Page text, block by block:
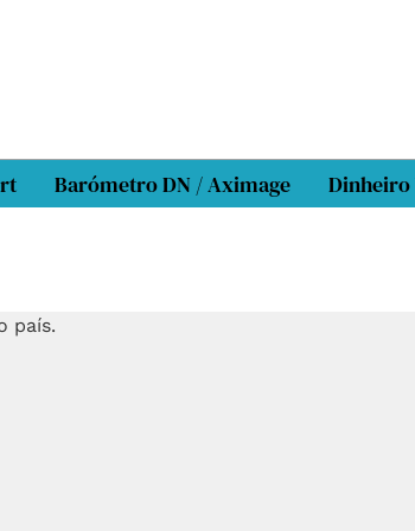
Barómetro DN / Aximage Dinheiro